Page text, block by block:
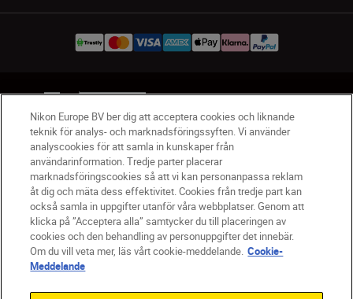
SV Nikon Sites
Kontakta oss
Policydokument om personuppgiftsbehandling
Användningsvillkor
Användarvillkor för Nikon Store
Cookie-meddelande
Tillgänglighet
Cookieinställningar
© 2026 Nikon
SKIP
Nikon Europe BV ber dig att acceptera cookies och liknande
teknik för analys- och marknadsföringssyften. Vi använder
analyscookies för att samla in kunskaper från
användarinformation. Tredje parter placerar
marknadsföringscookies så att vi kan personanpassa reklam
åt dig och mäta dess effektivitet. Cookies från tredje part kan
också samla in uppgifter utanför våra webbplatser. Genom att
klicka på ”Acceptera alla” samtycker du till placeringen av
cookies och den behandling av personuppgifter det innebär.
Om du vill veta mer, läs vårt cookie-meddelande. Cookie-
Meddelande